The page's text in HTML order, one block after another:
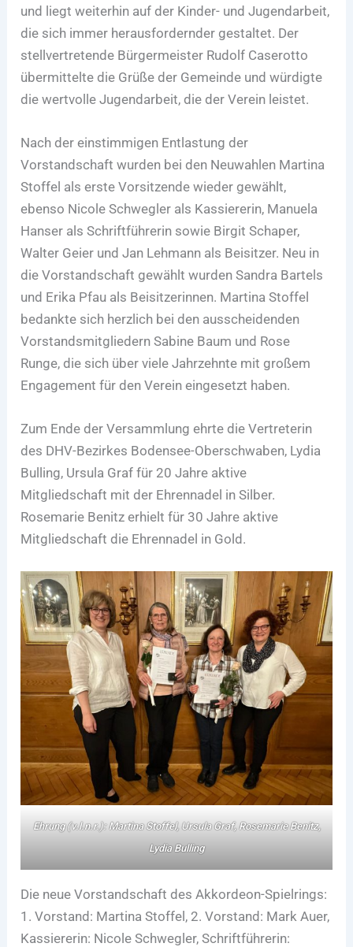
und liegt weiterhin auf der Kinder- und Jugendarbeit,
die sich immer herausfordernder gestaltet. Der
stellvertretende Bürgermeister Rudolf Caserotto
übermittelte die Grüße der Gemeinde und würdigte
die wertvolle Jugendarbeit, die der Verein leistet.
Nach der einstimmigen Entlastung der
Vorstandschaft wurden bei den Neuwahlen Martina
Stoffel als erste Vorsitzende wieder gewählt,
ebenso Nicole Schwegler als Kassiererin, Manuela
Hanser als Schriftführerin sowie Birgit Schaper,
Walter Geier und Jan Lehmann als Beisitzer. Neu in
die Vorstandschaft gewählt wurden Sandra Bartels
und Erika Pfau als Beisitzerinnen. Martina Stoffel
bedankte sich herzlich bei den ausscheidenden
Vorstandsmitgliedern Sabine Baum und Rose
Runge, die sich über viele Jahrzehnte mit großem
Engagement für den Verein eingesetzt haben.
Zum Ende der Versammlung ehrte die Vertreterin
des DHV-Bezirkes Bodensee-Oberschwaben, Lydia
Bulling, Ursula Graf für 20 Jahre aktive
Mitgliedschaft mit der Ehrennadel in Silber.
Rosemarie Benitz erhielt für 30 Jahre aktive
Mitgliedschaft die Ehrennadel in Gold.
Ehrung (v.l.n.r.): Martina Stoffel, Ursula Graf, Rosemarie Benitz,
Lydia Bulling
Die neue Vorstandschaft des Akkordeon-Spielrings:
1. Vorstand: Martina Stoffel, 2. Vorstand: Mark Auer,
Kassiererin: Nicole Schwegler, Schriftführerin: